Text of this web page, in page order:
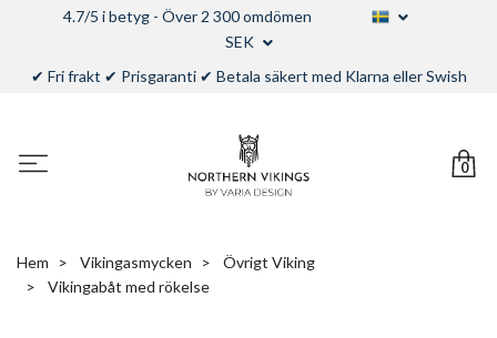
4.7/5 i betyg - Över 2 300 omdömen
SEK
✔ Fri frakt ✔ Prisgaranti ✔ Betala säkert med Klarna eller Swish
0
Hem Vikingasmycken
Övrigt Viking
Vikingabåt med rökelse